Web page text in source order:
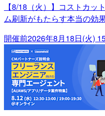
【8/18（火）】コストカッ
ム刷新がもたらす本当の効
開催前2026年8月18日(火)